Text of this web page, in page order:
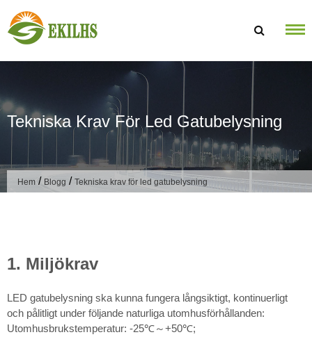
Tekniska Krav För Led Gatubelysning
Hem / Blogg / Tekniska krav för led gatubelysning
1. Miljökrav
LED gatubelysning ska kunna fungera långsiktigt, kontinuerligt
och pålitligt under följande naturliga utomhusförhållanden:
Utomhusbrukstemperatur: -25℃～+50℃;